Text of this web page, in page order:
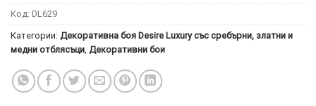
Код: DL629
Категории: Декоративна боя Desire Luxury със сребърни, златни и
медни отблясъци Декоративни бои
× ТОЗИ
САЙТ
ИЗПОЛЗВА
БИСКВИТКИ.